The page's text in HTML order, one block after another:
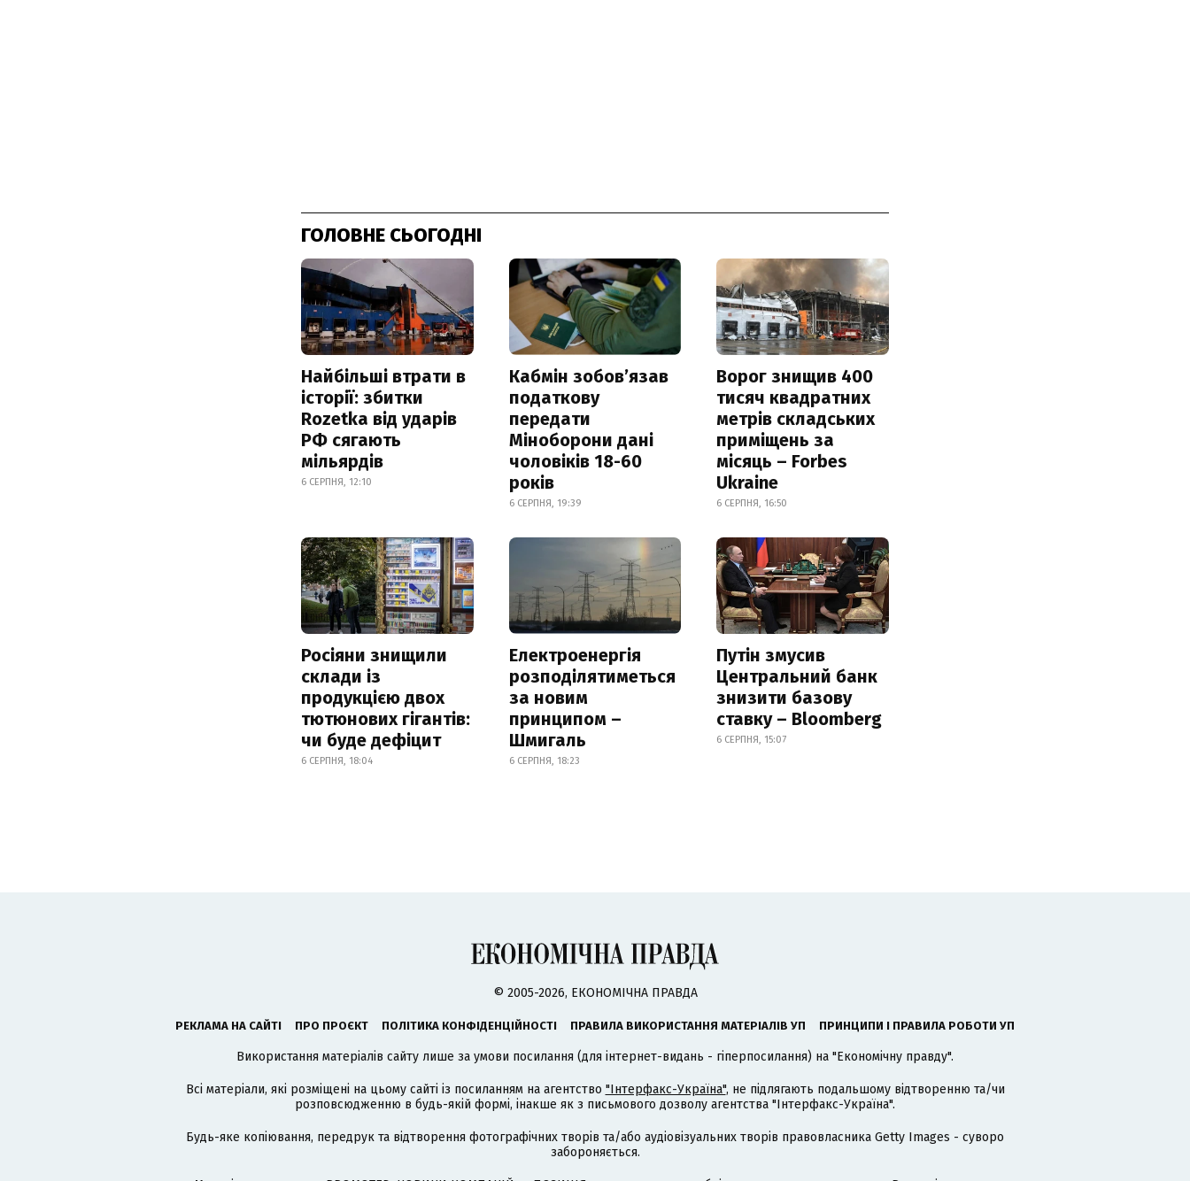
ГОЛОВНЕ СЬОГОДНІ
Найбільші втрати в
історії: збитки
Rozetka від ударів
РФ сягають
мільярдів
6 СЕРПНЯ, 12:10
Кабмін зобовʼязав
податкову
передати
Міноборони дані
чоловіків 18-60
років
6 СЕРПНЯ, 19:39
Ворог знищив 400
тисяч квадратних
метрів складських
приміщень за
місяць – Forbes
Ukraine
6 СЕРПНЯ, 16:50
Росіяни знищили
склади із
продукцією двох
тютюнових гігантів:
чи буде дефіцит
6 СЕРПНЯ, 18:04
Електроенергія
розподілятиметься
за новим
принципом –
Шмигаль
6 СЕРПНЯ, 18:23
Путін змусив
Центральний банк
знизити базову
ставку – Bloomberg
6 СЕРПНЯ, 15:07
© 2005-2026, ЕКОНОМІЧНА ПРАВДА
РЕКЛАМА НА САЙТІ ПРО ПРОЄКТ ПОЛІТИКА КОНФІДЕНЦІЙНОСТІ ПРАВИЛА ВИКОРИСТАННЯ МАТЕРІАЛІВ УП ПРИНЦИПИ І ПРАВИЛА РОБОТИ УП
Використання матеріалів сайту лише за умови посилання (для інтернет-видань - гіперпосилання) на "Економічну правду".
Всі матеріали, які розміщені на цьому сайті із посиланням на агентство "Інтерфакс-Україна", не підлягають подальшому відтворенню та/чи
розповсюдженню в будь-якій формі, інакше як з письмового дозволу агентства "Інтерфакс-Україна".
Будь-яке копіювання, передрук та відтворення фотографічних творів та/або аудіовізуальних творів правовласника Getty Images - суворо
забороняється.